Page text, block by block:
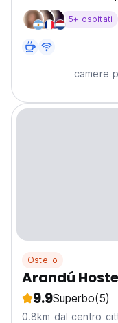
5+ ospitati
camere
Ostello
Arandú
9.9Superbo(5)
0.8km dal centro